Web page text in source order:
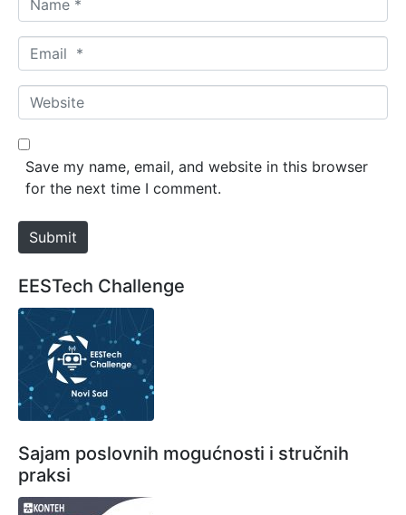
a
m
*
m
a
*
W
e
b
e
Save my name, email, and website in this browser
for the next time I comment.
Submit
EESTech Challenge
Sajam poslovnih mogućnosti i stručnih
praksi